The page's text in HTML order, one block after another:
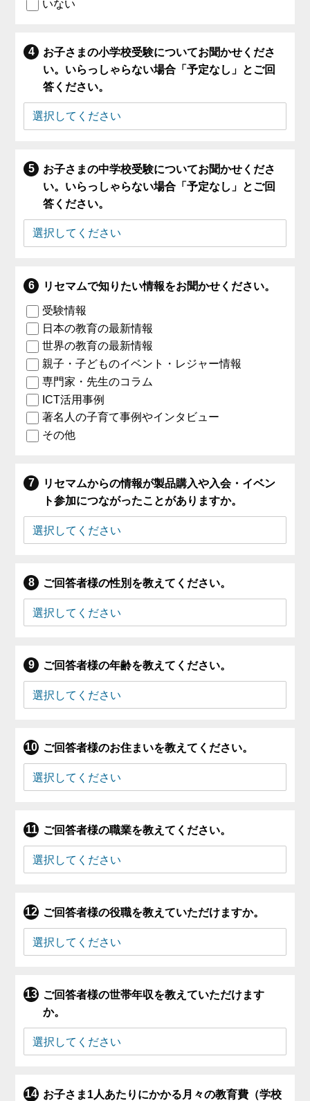
いない
お子さまの小学校受験についてお聞かせくださ
い。いらっしゃらない場合「予定なし」とご回
答ください。
お子さまの中学校受験についてお聞かせくださ
い。いらっしゃらない場合「予定なし」とご回
答ください。
リセマムで知りたい情報をお聞かせください。
受験情報
日本の教育の最新情報
世界の教育の最新情報
親子・子どものイベント・レジャー情報
専門家・先生のコラム
ICT活用事例
著名人の子育て事例やインタビュー
その他
リセマムからの情報が製品購入や入会・イベン
ト参加につながったことがありますか。
ご回答者様の性別を教えてください。
ご回答者様の年齢を教えてください。
ご回答者様のお住まいを教えてください。
ご回答者様の職業を教えてください。
ご回答者様の役職を教えていただけますか。
ご回答者様の世帯年収を教えていただけます
か。
お子さま1人あたりにかかる月々の教育費（学校